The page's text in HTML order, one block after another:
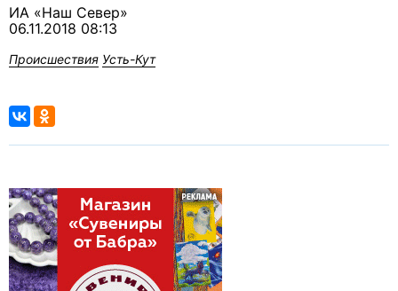
ИА «Наш Север»
06.11.2018 08:13
Происшествия Усть-Кут